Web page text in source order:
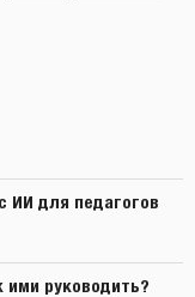
ИИ для педагогов
ими руководить?